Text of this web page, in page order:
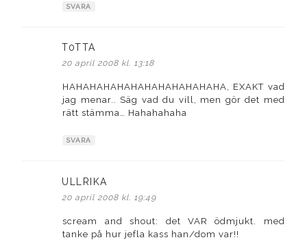
SVARA
T0TTA
20 april 2008 kl. 13:18
HAHAHAHAHAHAHAHAHAHAHAHA, EXAKT vad
jag menar.. Säg vad du vill, men gör det med
rätt stämma… Hahahahaha
SVARA
ULLRIKA
20 april 2008 kl. 19:49
scream and shout: det VAR ödmjukt. med
tanke på hur jefla kass han/dom var!!